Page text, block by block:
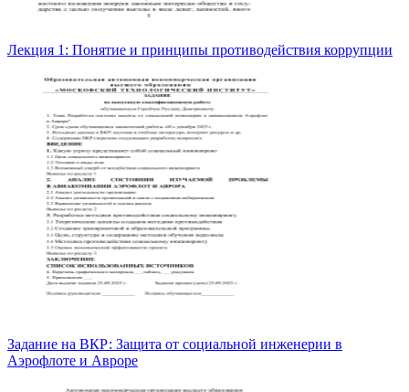
Лекция 1: Понятие и принципы противодействия коррупции
Задание на ВКР: Защита от социальной инженерии в
Аэрофлоте и Авроре